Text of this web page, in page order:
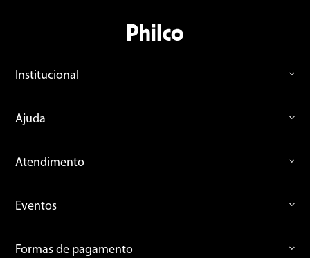
Institucional
Ajuda
Atendimento
Eventos
Formas de pagamento